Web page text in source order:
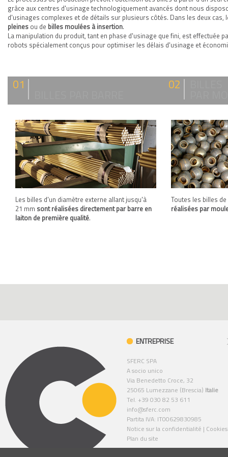
grâce aux centres d'usinage technologiquement avancés dont nous
d'usinages complexes et de détails sur plusieurs côtés. Dans les deux
pleines ou de billes moulées à insertion.
La manipulation du produit, tant en phase d'usinage que fini, est effectuée
robots spécialement conçus pour optimiser les délais d'usinage et
01
Les billes d'un diamètre externe allant jusqu'à
21 mm sont réalisées directement par barre en
laiton de première qualité.
02
Toutes les billes
réalisées par
ENTREPRISE
SFERC SPA
A socio unico
Via Benedetto Croce, 32
25065 Lumezzane (Brescia) Italie
Tel. +39 030 82 53 611
info@sferc.com
Partita IVA: IT00629830985
Notice sur la confidentialité | Cookies
Plan du site